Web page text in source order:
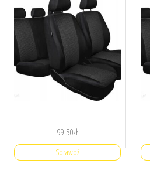
99.50zł
Sprawdź